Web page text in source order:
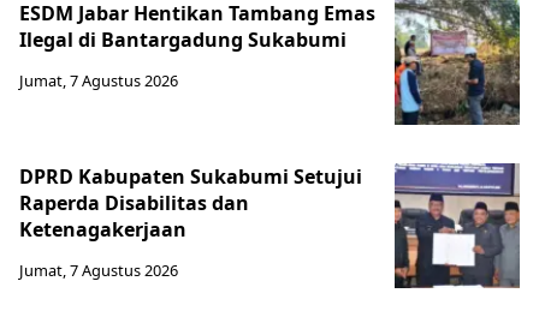
ESDM Jabar Hentikan Tambang Emas
Ilegal di Bantargadung Sukabumi
Jumat, 7 Agustus 2026
DPRD Kabupaten Sukabumi Setujui
Raperda Disabilitas dan
Ketenagakerjaan
Jumat, 7 Agustus 2026